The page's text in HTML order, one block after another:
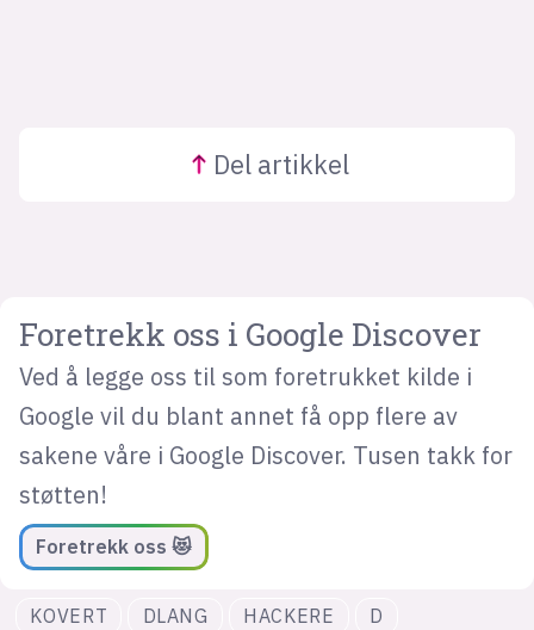
Del artikkel
Foretrekk oss i Google Discover
Ved å legge oss til som foretrukket kilde i
Google vil du blant annet få opp flere av
sakene våre i Google Discover. Tusen takk for
støtten!
Foretrekk oss 😻
KOVERT DLANG HACKERE
D